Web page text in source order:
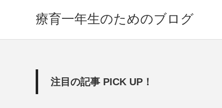
療育一年生のためのブログ
注目の記事 PICK UP！